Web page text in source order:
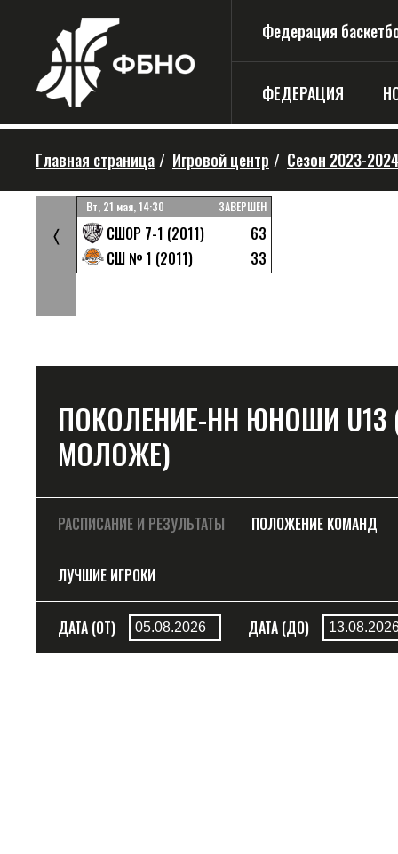
Федерация
ФЕДЕРАЦИЯ
Главная страница / Игровой центр / Сезон 2023-
31
Вт, 21 мая, 14:30 ЗАВЕРШЕН
СШОР 7-1 (2011)
63
СШ № 1 (2011)
33
〈
ПОКОЛЕНИЕ-НН ЮНОШИ U13
МОЛОЖЕ)
РАСПИСАНИЕ И РЕЗУЛЬТАТЫ ПОЛОЖЕНИЕ КОМАНД
ЛУЧШИЕ ИГРОКИ
ДАТА (ОТ) ДАТА (ДО)